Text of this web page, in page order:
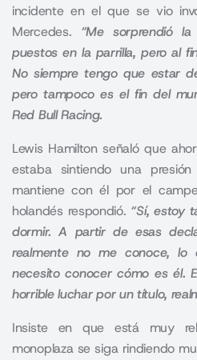
incidente en el que se vio
Mercedes. “Me sorprendió
puestos en la parrilla, pero al
No siempre tengo que estar
pero tampoco es el fin del
Red Bull Racing.
Lewis Hamilton señaló que
estaba sintiendo una
mantiene con él por el
holandés respondió. “Sí, estoy
dormir. A partir de esas
realmente no me conoce, lo
necesito conocer cómo es él.
horrible luchar por un título,
Insiste en que está muy
monoplaza se siga rindiendo